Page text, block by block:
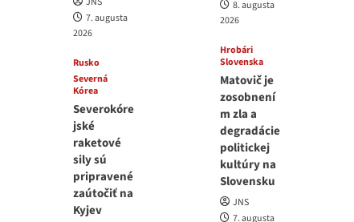
7. augusta
2026
Rusko
Severná
Kórea
Severokóre
jské
raketové
sily sú
pripravené
zaútočiť na
Kyjev
8. augusta
2026
Hrobári
Slovenska
Matovič je
zosobnení
m zla a
degradácie
politickej
kultúry na
Slovensku
JNS
7. augusta